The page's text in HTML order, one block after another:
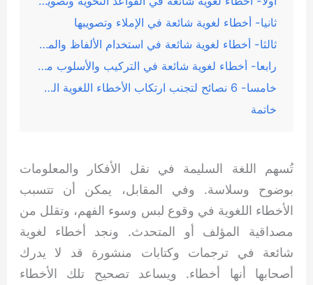
ثانيا- أخطاء لغوية شائعة في الإملاء وتصويبها
ثالثا- أخطاء لغوية شائعة في استخدام الألفاظ والمفردات وتصويبها
رابعا- أخطاء لغوية شائعة في التركيب والأسلوب مع تصحيحها
خامسا- 6 نصائح لتجنب ارتكاب الأخطاء اللغوية الشائعة
خاتمة
تُسهم اللغة السليمة في نقل الأفكار والمعلومات
بوضوح وسلاسة. وفي المقابل، يمكن أن تتسبب
الأخطاء اللغوية في وقوع لبس وسوء الفهم، وتقلل من
مصداقية المؤلف أو المتحدث. ونجد أخطاء لغوية
شائعة في ترجمات وكتابات منشورة قد لا يدرك
أصحابها أنها أخطاء. ويساعد تصحيح تلك الأخطاء